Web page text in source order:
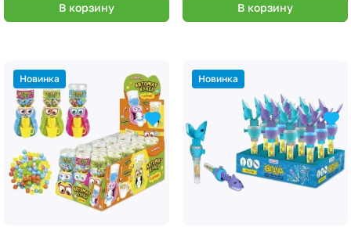
В корзину В корзину
Новинка Новинка